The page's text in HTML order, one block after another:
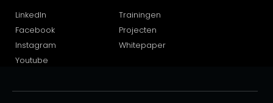
LinkedIn
Facebook
Instagram
Youtube
Trainingen
Projecten
Whitepaper